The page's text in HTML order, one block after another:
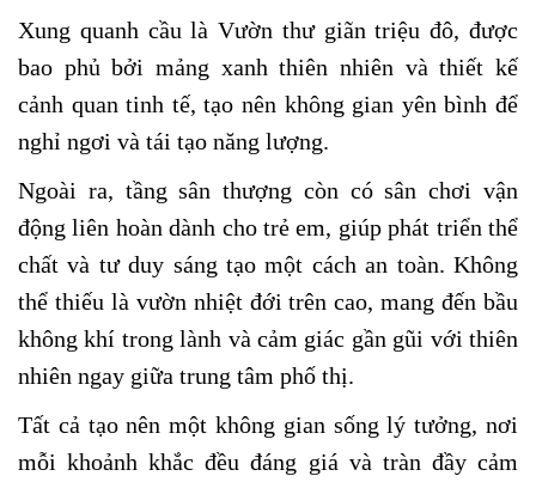
Xung quanh cầu là Vườn thư giãn triệu đô, được
bao phủ bởi mảng xanh thiên nhiên và thiết kế
cảnh quan tinh tế, tạo nên không gian yên bình để
nghỉ ngơi và tái tạo năng lượng.
Ngoài ra, tầng sân thượng còn có sân chơi vận
động liên hoàn dành cho trẻ em, giúp phát triển thể
chất và tư duy sáng tạo một cách an toàn. Không
thể thiếu là vườn nhiệt đới trên cao, mang đến bầu
không khí trong lành và cảm giác gần gũi với thiên
nhiên ngay giữa trung tâm phố thị.
Tất cả tạo nên một không gian sống lý tưởng, nơi
mỗi khoảnh khắc đều đáng giá và tràn đầy cảm